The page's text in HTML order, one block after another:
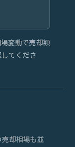
変動で売却額
てくださ
却相場も並